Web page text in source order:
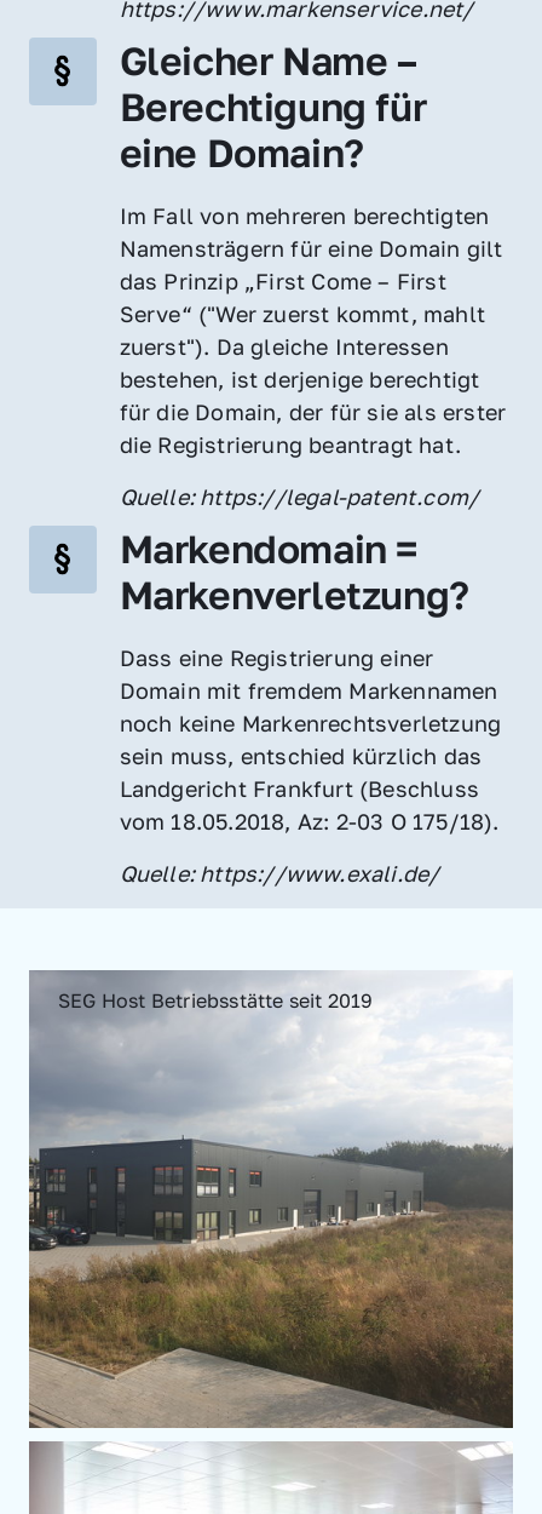
https://www.markenservice.net/
Gleicher Name –
Berechtigung für
eine Domain?
Im Fall von mehreren berechtigten
Namensträgern für eine Domain gilt
das Prinzip „First Come – First
Serve“ ("Wer zuerst kommt, mahlt
zuerst"). Da gleiche Interessen
bestehen, ist derjenige berechtigt
für die Domain, der für sie als erster
die Registrierung beantragt hat.
Quelle: https://legal-patent.com/
Markendomain =
Markenverletzung?
Dass eine Registrierung einer
Domain mit fremdem Markennamen
noch keine Markenrechtsverletzung
sein muss, entschied kürzlich das
Landgericht Frankfurt (Beschluss
vom 18.05.2018, Az: 2-03 O 175/18).
Quelle: https://www.exali.de/
SEG Host Betriebsstätte seit 2019